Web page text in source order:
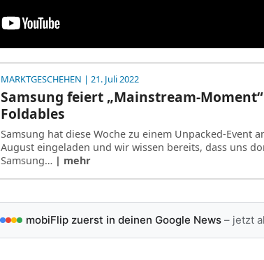
MARKTGESCHEHEN | 21. Juli 2022
Samsung feiert „Mainstream-
Foldables
Samsung hat diese Woche zu einem Unpacked-Event
August eingeladen und wir wissen bereits, dass uns
Samsung… | mehr
mobiFlip zuerst in deinen Google News– jetzt